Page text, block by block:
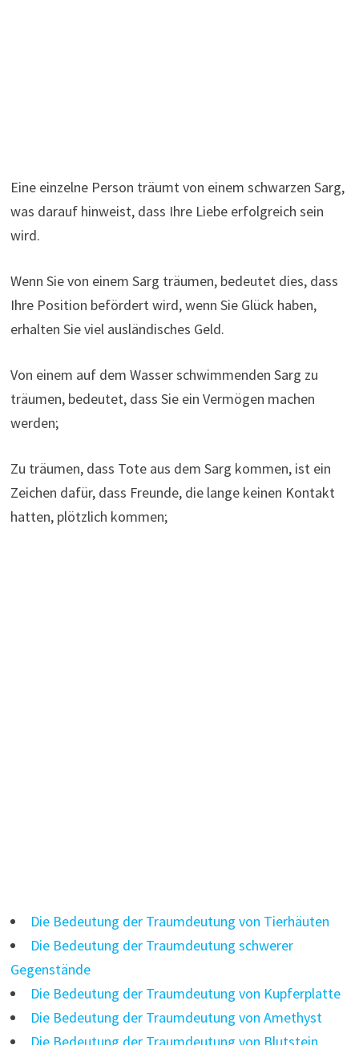
Eine einzelne Person träumt von einem schwarzen Sarg,
was darauf hinweist, dass Ihre Liebe erfolgreich sein
wird.
Wenn Sie von einem Sarg träumen, bedeutet dies, dass
Ihre Position befördert wird, wenn Sie Glück haben,
erhalten Sie viel ausländisches Geld.
Von einem auf dem Wasser schwimmenden Sarg zu
träumen, bedeutet, dass Sie ein Vermögen machen
werden;
Zu träumen, dass Tote aus dem Sarg kommen, ist ein
Zeichen dafür, dass Freunde, die lange keinen Kontakt
hatten, plötzlich kommen;
Die Bedeutung der Traumdeutung von Tierhäuten
Die Bedeutung der Traumdeutung schwerer
Gegenstände
Die Bedeutung der Traumdeutung von Kupferplatte
Die Bedeutung der Traumdeutung von Amethyst
Die Bedeutung der Traumdeutung von Blutstein